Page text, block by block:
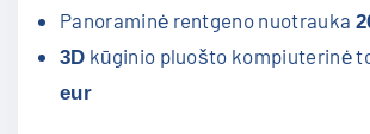
Panoraminė rentgeno nuotrauka
3D kūginio pluošto kompiuterinė
eur